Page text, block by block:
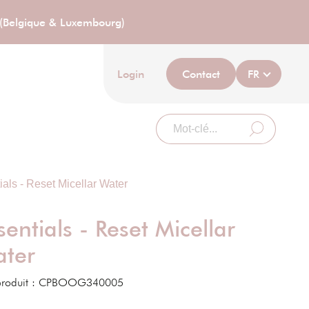
& Luxembourg)
Login Contact FR
- Reset Micellar Water
- Reset Micellar
: CPBOOG340005